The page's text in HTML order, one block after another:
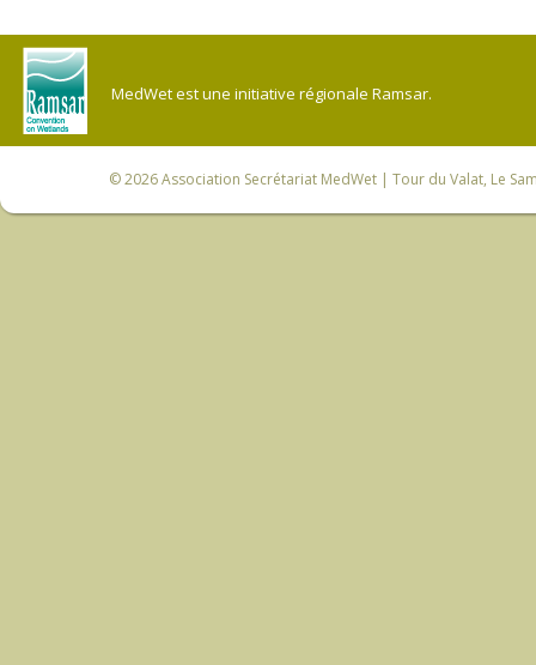
MedWet est une initiative régionale Ramsar.
© 2026Association Secrétariat MedWet | Tour du Valat, Le